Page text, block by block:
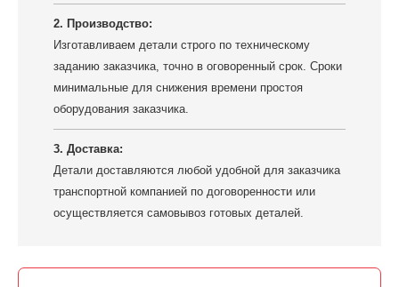
2. Производство:
Изготавливаем детали строго по техническому
заданию заказчика, точно в оговоренный срок. Сроки
минимальные для снижения времени простоя
оборудования заказчика.
3. Доставка:
Детали доставляются любой удобной для заказчика
транспортной компанией по договоренности или
осуществляется самовывоз готовых деталей.